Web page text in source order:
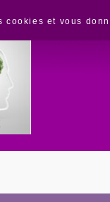
cookies et vous